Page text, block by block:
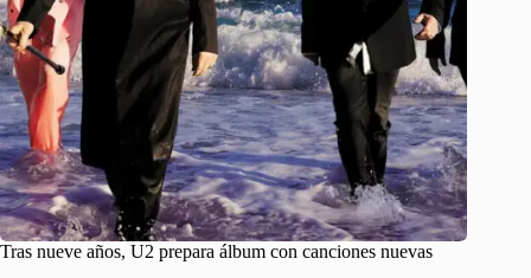
Tras nueve años, U2 prepara álbum con canciones nuevas